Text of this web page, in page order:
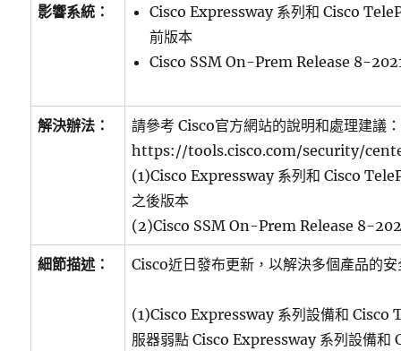
影響系統：
Cisco Expressway 系列和 Cisco
前版本
Cisco SSM On-Prem Release 8-
解決辦法：
請參考 Cisco官方網站的說明和處理建議：
https://tools.cisco.com/security/
(1)Cisco Expressway 系列和 Cisco
之後版本
(2)Cisco SSM On-Prem Release 8-
細節描述： Cisco近日發布更新，以解決多個產品的
(1)Cisco Expressway 系列設備和 Cisco
服器弱點 Cisco Expressway 系列設備和